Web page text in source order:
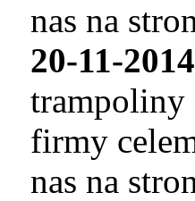
nas na
20-11-2014
trampoliny
firmy
nas na